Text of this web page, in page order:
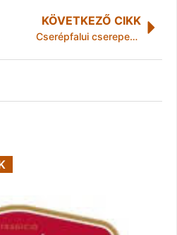
KÖVETKEZŐ CIKK
Cserépfalui cserepes ültetvény